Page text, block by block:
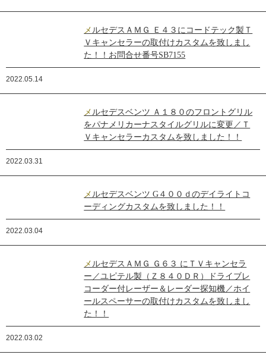
メルセデスＡＭＧ Ｅ４３にコードテック製Ｔ
Ｖキャンセラーの取付けカスタムを致しまし
た！！お問合せ番号SB7155
2022.05.14
メルセデスベンツ Ａ１８０のフロントグリル
をパナメリカーナスタイルグリルに変更／Ｔ
Ｖキャンセラーカスタムを致しました！！
2022.03.31
メルセデスベンツ G４００ｄのデイライトコ
ーディングカスタムを致しました！！
2022.03.04
メルセデスＡＭＧ Ｇ６３ にＴＶキャンセラ
ー／ユピテル製（Ｚ８４０ＤＲ）ドライブレ
コーダー付レーザー＆レーダー探知機／ホイ
ールスペーサーの取付けカスタムを致しまし
た！！
2022.03.02